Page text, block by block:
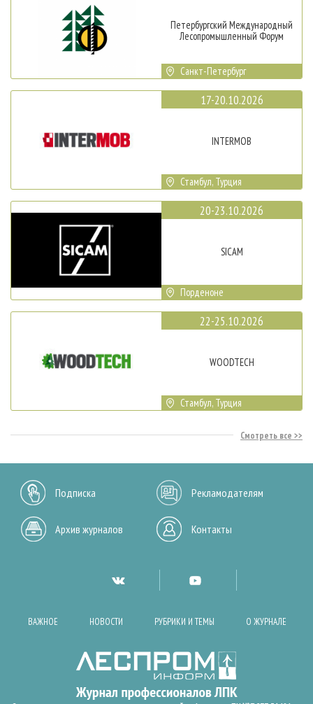
Петербургский Международный
Лесопромышленный Форум
Санкт-Петербург
17-20.10.2026
INTERMOB
Стамбул, Турция
20-23.10.2026
SICAM
Порденоне
22-25.10.2026
WOODTECH
Стамбул, Турция
Смотреть все
Подписка Рекламодателям
Архив журналов Контакты
ВАЖНОЕ НОВОСТИ РУБРИКИ И ТЕМЫ О ЖУРНАЛЕ